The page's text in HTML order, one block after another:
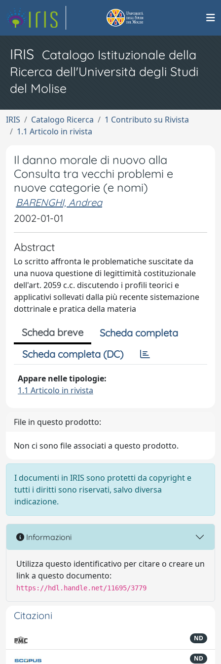
IRIS Catalogo Istituzionale della
Ricerca dell'Università degli Studi
del Molise
IRIS Catalogo Ricerca
1 Contributo su Rivista
1.1 Articolo in rivista
Il danno morale di nuovo alla
Consulta tra vecchi problemi e
nuove categorie (e nomi)
BARENGHI, Andrea
2002-01-01
Abstract
Lo scritto affronta le problematiche suscitate da
una nuova questione di legittimità costituzionale
dell'art. 2059 c.c. discutendo i profili teorici e
applicativi sollevati dalla più recente sistemazione
dottrinale e pratica della materia
Scheda breve
Scheda completa
Scheda completa (DC)
Appare nelle tipologie:
1.1 Articolo in rivista
File in questo prodotto:
Non ci sono file associati a questo prodotto.
I documenti in IRIS sono protetti da copyright e
tutti i diritti sono riservati, salvo diversa
indicazione.
Informazioni
Utilizza questo identificativo per citare o creare un
link a questo documento:
https://hdl.handle.net/11695/3779
Citazioni
ND
ND